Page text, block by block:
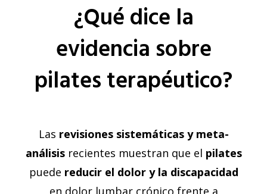
¿Qué dice la
evidencia sobre
pilates terapéutico?
Las revisiones sistemáticas y meta-
análisisrecientes muestran que el pilates
puede reducir el dolor y la discapacidad
en dolor lumbar crónico frente a